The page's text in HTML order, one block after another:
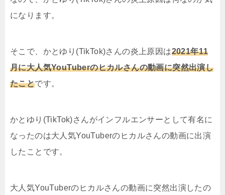
になります。
そこで、かとゆり(TikTok)さんの炎上原因は2021年11
月に大人気YouTuberのヒカルさんの動画に突然出演し
たことです。
かとゆり(TikTok)さんがインフルエンサーとして有名に
なったのは大人気YouTuberのヒカルさんの動画に出演
したことです。
大人気YouTuberのヒカルさんの動画に突然出演したの